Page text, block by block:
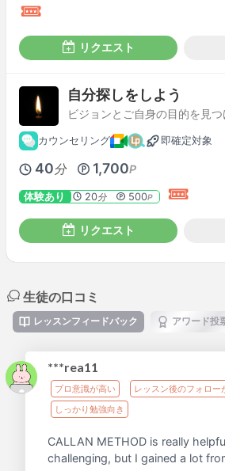
リクエスト
自分探しをしよう
ビジョンとご自身の目的を見つ
カウンセリング 即確定対象
40分 1,700P
体験あり 20分 500P
リクエスト
生徒の口コミ
レッスンフィードバック アワード投
***rea11
プロ意識が高い
レッスン後のフォロー
しっかり勉強向き
CALLAN METHOD is really
challenging, but I gained a lot